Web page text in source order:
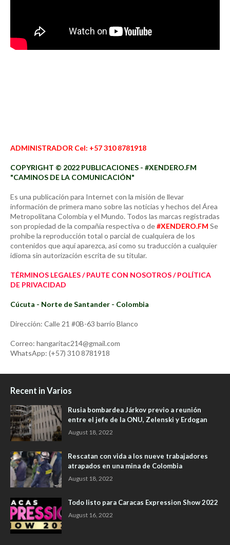
ADMINISTRADOR Cel: +57 310 8781918
COPYRIGHT © 2022 PUBLICACIONES - #XENDERO.FM
"CAMINOS DE LA COMUNICACIÓN"
Es una publicación para Internet con la misión de llevar
información de primera mano sobre las noticias y hechos del Área
Metropolitana Colombia y el Mundo. Todos las marcas registradas
son propiedad de la compañía respectiva o de#XENDERO.FM Se
prohíbe la reproducción total o parcial de cualquiera de los
contenidos que aquí aparezca, así como su traducción a cualquier
idioma sin autorización escrita de su titular.
TÉRMINOS LEGALES / PAUTE CON NOSOTROS / POLÍTICA
DE PRIVACIDAD
Cúcuta - Norte de Santander - Colombia
Dirección: Calle 21 #0B-63 barrio Blanco
Correo: hangaritac214@gmail.com
WhatsApp: (+57) 310 8781918
Recent in Varios
Rusia bombardea Járkov previo a reunión
entre el jefe de la ONU, Zelenski y Erdogan
August 18, 2022
Rescatan con vida a los nueve trabajadores
atrapados en una mina de Colombia
August 18, 2022
Todo listo para Caracas Expression Show 2022
August 16, 2022